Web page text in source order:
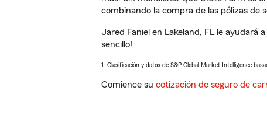
combinando la compra de las pólizas de
Jared Faniel en Lakeland, FL le ayudará
sencillo!
1. Clasificación y datos de S&P Global Market Intelligence
Comience su cotización de seguro de